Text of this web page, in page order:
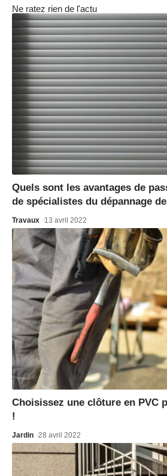
Ne ratez rien de l'actu
Quels sont les avantages de
de spécialistes du dépannage
Travaux 13 avril 2022
Choisissez une clôture en PVC
!
Jardin 28 avril 2022